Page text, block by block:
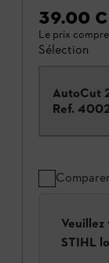
39.00
Le prix
Sélection
AutoCut
Ref.
Comparer
Veuillez
STIHL